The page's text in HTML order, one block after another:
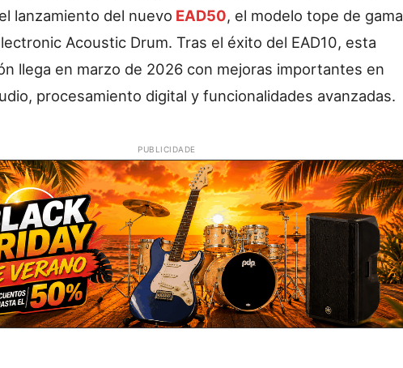
lanzamiento del nuevo EAD50, el modelo tope de gama
Acoustic Drum. Tras el éxito del EAD10, esta
llega en marzo de 2026 con mejoras importantes en
procesamiento digital y funcionalidades avanzadas.
PUBLICIDADE